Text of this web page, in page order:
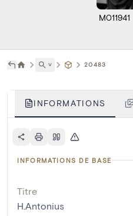
M011941
˅ 20483
INFORMATIONS
INFORMATIONS DE BASE
Titre
H.Antonius